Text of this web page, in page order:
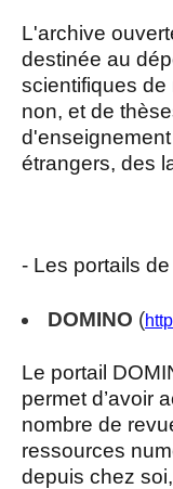
L'archive
destinée au
scientifiques
non, et de
étrangers, des
- Les portails
DOMINO (
Le portail
permet d’avoir
nombre de
ressources
depuis chez